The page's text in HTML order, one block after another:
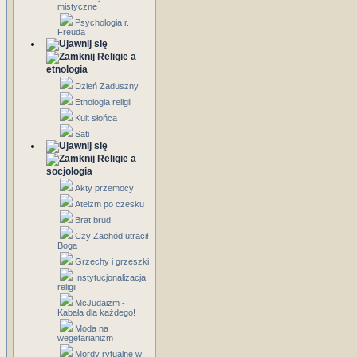
mistyczne
Psychologia r.
Freuda
Religie a
etnologia
Dzień Zaduszny
Etnologia religii
Kult słońca
Sati
Religie a
socjologia
Akty przemocy
Ateizm po czesku
Brat brud
Czy Zachód utracił
Boga
Grzechy i grzeszki
Instytucjonalizacja
religii
McJudaizm -
Kabała dla każdego!
Moda na
wegetarianizm
Mordy rytualne w